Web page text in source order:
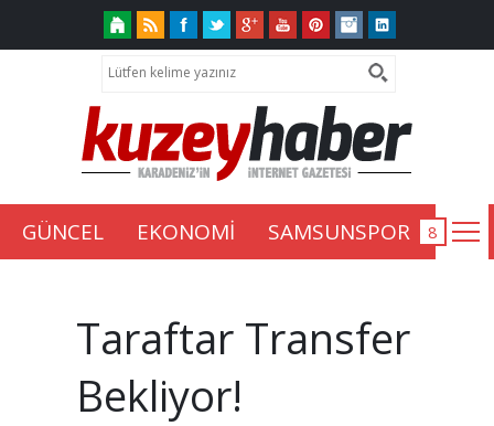
GÜNCEL EKONOMİ SAMSUNSPOR
Taraftar Transfer
Bekliyor!